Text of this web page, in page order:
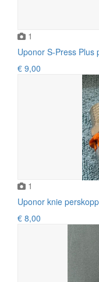
1
Uponor S-Press Plus
€ 9,00
1
Uponor knie
€ 8,00